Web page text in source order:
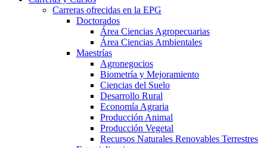
Carreras ofrecidas en la EPG
Doctorados
Área Ciencias Agropecuarias
Área Ciencias Ambientales
Maestrías
Agronegocios
Biometría y Mejoramiento
Ciencias del Suelo
Desarrollo Rural
Economía Agraria
Producción Animal
Producción Vegetal
Recursos Naturales Renovables Terrestres